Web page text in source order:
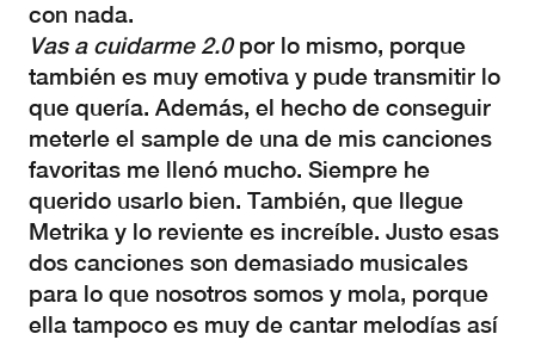
con nada.
Vas a cuidarme 2.0por lo mismo, porque
también es muy emotiva y pude transmitir lo
que quería. Además, el hecho de conseguir
meterle el sample de una de mis canciones
favoritas me llenó mucho. Siempre he
querido usarlo bien. También, que llegue
Metrika y lo reviente es increíble. Justo esas
dos canciones son demasiado musicales
para lo que nosotros somos y mola, porque
ella tampoco es muy de cantar melodías así